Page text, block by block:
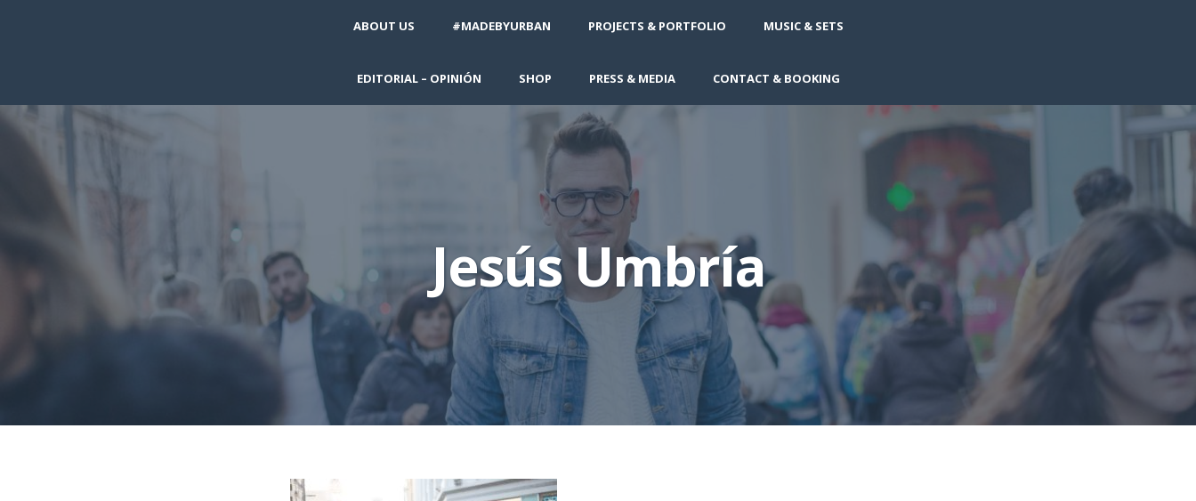
ABOUT US #MADEBYURBAN PROJECTS & PORTFOLIO MUSIC & SETS
EDITORIAL – OPINIÓN SHOP PRESS & MEDIA CONTACT & BOOKING
Jesús Umbría